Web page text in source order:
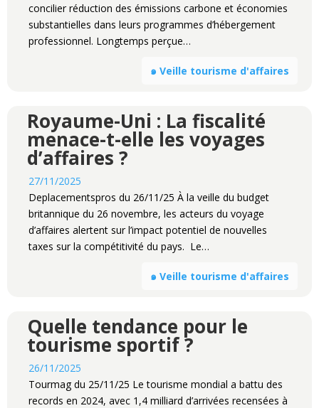
concilier réduction des émissions carbone et économies
substantielles dans leurs programmes d’hébergement
professionnel. Longtemps perçue…
๑ Veille tourisme d'affaires
Royaume-Uni : La fiscalité
menace-t-elle les voyages
d’affaires ?
27/11/2025
Deplacementspros du 26/11/25 À la veille du budget
britannique du 26 novembre, les acteurs du voyage
d’affaires alertent sur l’impact potentiel de nouvelles
taxes sur la compétitivité du pays. Le…
๑ Veille tourisme d'affaires
Quelle tendance pour le
tourisme sportif ?
26/11/2025
Tourmag du 25/11/25 Le tourisme mondial a battu des
records en 2024, avec 1,4 milliard d’arrivées recensées à